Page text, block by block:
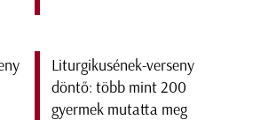
Liturgikusének-verseny
döntő: több mint 200
gyermek mutatta meg